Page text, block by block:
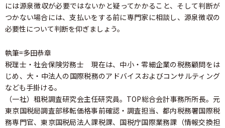
には源泉徴収が必要ではないかと疑ってかかること、そして判断が
つかない場合には、支払いをする前に専門家に相談し、源泉徴収の
必要性について判断を仰ぎましょう。
執筆=多田恭章
税理士・社会保険労務士 現在は、中小・零細企業の税務顧問をは
じめ、大・中法人の国際税務のアドバイスおよびコンサルティング
なども手掛ける。
（一社）租税調査研究会主任研究員。TOP総合会計事務所所長。元
東京国税局調査部移転価格事前確認・調査担当、都内税務署国際税
務専門官、東京国税局法人課税課、国税庁国際業務課（情報交換担